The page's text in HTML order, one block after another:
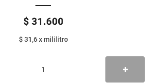
$ 31.600
$ 31,6xmililitro